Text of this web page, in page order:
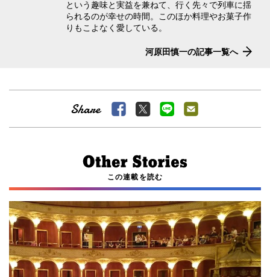
という趣味と実益を兼ねて、行く先々で列車に揺
られるのが幸せの時間。このほか料理やお菓子作
りもこよなく愛している。
河原田慎一の記事一覧へ
この連載を読む